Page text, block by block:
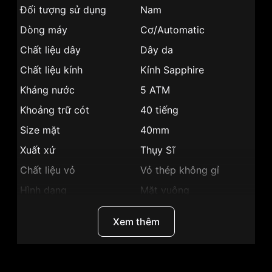
Đối tượng sử dụng
Nam
Dòng máy
Cơ/Automatic
Chất liệu dây
Dây da
Chất liệu kính
Kính Sapphire
Kháng nước
5 ATM
Khoảng trữ cót
40 tiếng
Size mặt
40mm
Xuất xứ
Thụy Sĩ
Chất liệu vỏ
Vỏ thép không gỉ
Hình dạng
Mặt vuông
Màu bạc
Sang trọng
Xem thêm